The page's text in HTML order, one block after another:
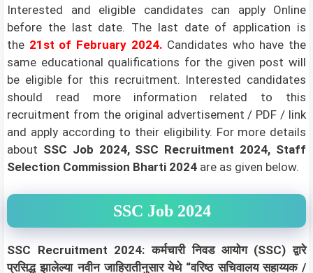
Interested and eligible candidates can apply Online
before the last date. The last date of application is
the 21st of February 2024. Candidates who have the
same educational qualifications for the given post will
be eligible for this recruitment. Interested candidates
should read more information related to this
recruitment from the original advertisement / PDF / link
and apply according to their eligibility. For more details
about SSC Job 2024, SSC Recruitment 2024, Staff
Selection Commission Bharti 2024 are as given below.
SSC Job 2024
SSC Recruitment 2024: कर्मचारी निवड आयोग (SSC) द्वारे
प्रसिद्ध झालेल्या नवीन जाहिरातीनुसार येथे “वरिष्ठ सचिवालय सहाय्यक /